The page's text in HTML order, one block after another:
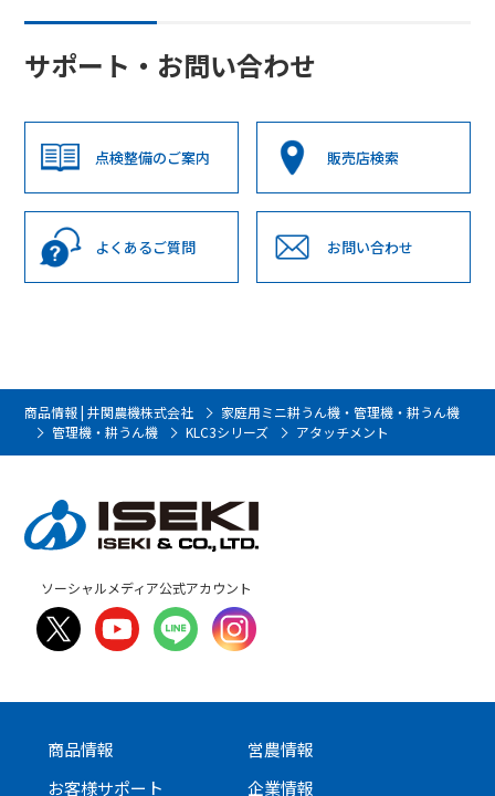
サポート・お問い合わせ
点検整備のご案内 販売店検索
よくあるご質問 お問い合わせ
商品情報 | 井関農機株式会社
家庭用ミニ耕うん機・管理機・耕うん機
管理機・耕うん機
KLC3シリーズ アタッチメント
ソーシャルメディア公式アカウント
商品情報
営農情報
お客様サポート
企業情報